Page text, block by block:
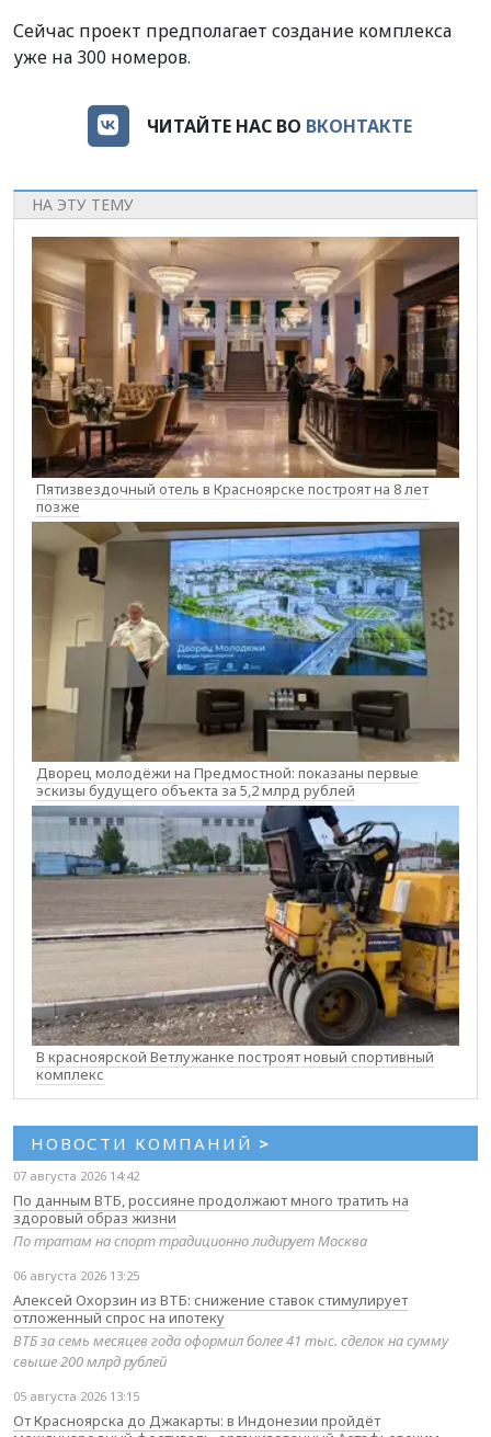
Сейчас проект предполагает создание комплекса
уже на 300 номеров.
ЧИТАЙТЕ НАС ВО ВКОНТАКТЕ
НА ЭТУ ТЕМУ
Пятизвездочный отель в Красноярске построят на 8 лет
позже
Дворец молодёжи на Предмостной: показаны первые
эскизы будущего объекта за 5,2 млрд рублей
В красноярской Ветлужанке построят новый спортивный
комплекс
НОВОСТИ КОМПАНИЙ >
07 августа 2026 14:42
По данным ВТБ, россияне продолжают много тратить на
здоровый образ жизни
По тратам на спорт традиционно лидирует Москва
06 августа 2026 13:25
Алексей Охорзин из ВТБ: снижение ставок стимулирует
отложенный спрос на ипотеку
ВТБ за семь месяцев года оформил более 41 тыс. сделок на сумму
свыше 200 млрд рублей
05 августа 2026 13:15
От Красноярска до Джакарты: в Индонезии пройдёт